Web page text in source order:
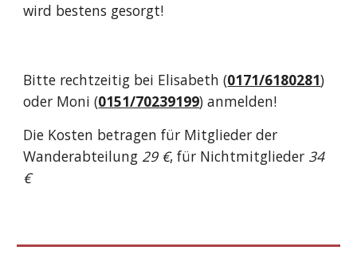
wird bestens gesorgt!
Bitte rechtzeitig bei Elisabeth (0171/6180281)
oder Moni (0151/70239199) anmelden!
Die Kosten betragen für Mitglieder der
Wanderabteilung 29 €, für Nichtmitglieder 34
€